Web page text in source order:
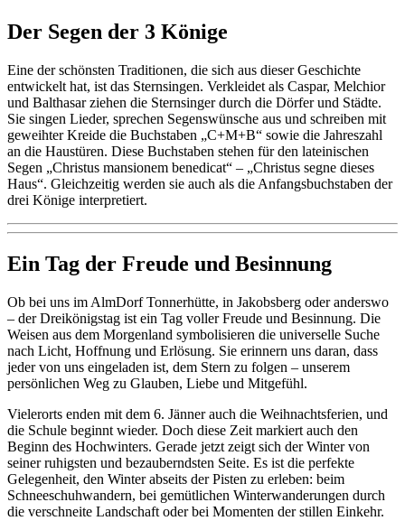
Der Segen der 3 Könige
Eine der schönsten Traditionen, die sich aus dieser Geschichte
entwickelt hat, ist das Sternsingen. Verkleidet als Caspar, Melchior
und Balthasar ziehen die Sternsinger durch die Dörfer und Städte.
Sie singen Lieder, sprechen Segenswünsche aus und schreiben mit
geweihter Kreide die Buchstaben „C+M+B“ sowie die Jahreszahl
an die Haustüren. Diese Buchstaben stehen für den lateinischen
Segen „Christus mansionem benedicat“ – „Christus segne dieses
Haus“. Gleichzeitig werden sie auch als die Anfangsbuchstaben der
drei Könige interpretiert.
Ein Tag der Freude und Besinnung
Ob bei uns im AlmDorf Tonnerhütte, in Jakobsberg oder anderswo
– der Dreikönigstag ist ein Tag voller Freude und Besinnung. Die
Weisen aus dem Morgenland symbolisieren die universelle Suche
nach Licht, Hoffnung und Erlösung. Sie erinnern uns daran, dass
jeder von uns eingeladen ist, dem Stern zu folgen – unserem
persönlichen Weg zu Glauben, Liebe und Mitgefühl.
Vielerorts enden mit dem 6. Jänner auch die Weihnachtsferien, und
die Schule beginnt wieder. Doch diese Zeit markiert auch den
Beginn des Hochwinters. Gerade jetzt zeigt sich der Winter von
seiner ruhigsten und bezauberndsten Seite. Es ist die perfekte
Gelegenheit, den Winter abseits der Pisten zu erleben: beim
Schneeschuhwandern, bei gemütlichen Winterwanderungen durch
die verschneite Landschaft oder bei Momenten der stillen Einkehr.